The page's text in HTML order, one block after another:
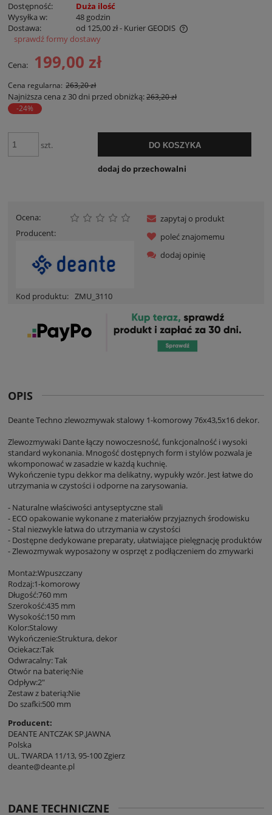
Dostępność:
Duża ilość
Wysyłka w:
48 godzin
Dostawa:
od 125,00 zł- Kurier GEODIS
Cena nie zawiera ewentualnych kosztów płatności
sprawdź formy dostawy
Cena: 199,00 zł
Cena regularna: 263,20 zł
Najniższa cena z 30 dni przed obniżką:263,20 zł
-24%
szt. DO KOSZYKA
dodaj do przechowalni
Ocena:
Producent:
Kod produktu: ZMU_3110
zapytaj o produkt
poleć znajomemu
dodaj opinię
OPIS
Deante Techno zlewozmywak stalowy 1-komorowy 76x43,5x16 dekor.
Zlewozmywaki Dante łączy nowoczesność, funkcjonalność i wysoki
standard wykonania. Mnogość dostępnych form i stylów pozwala je
wkomponować w zasadzie w każdą kuchnię.
Wykończenie typu dekkor ma delikatny, wypukły wzór. Jest łatwe do
utrzymania w czystości i odporne na zarysowania.
- Naturalne właściwości antyseptyczne stali
- ECO opakowanie wykonane z materiałów przyjaznych środowisku
- Stal niezwykle łatwa do utrzymania w czystości
- Dostępne dedykowane preparaty, ułatwiające pielęgnację produktów
- Zlewozmywak wyposażony w osprzęt z podłączeniem do zmywarki
Montaż:Wpuszczany
Rodzaj:1-komorowy
Długość:760 mm
Szerokość:435 mm
Wysokość:150 mm
Kolor:Stalowy
Wykończenie:Struktura, dekor
Ociekacz:Tak
Odwracalny: Tak
Otwór na baterię:Nie
Odpływ:2"
Zestaw z baterią:Nie
Do szafki:500 mm
Producent:
DEANTE ANTCZAK SP.JAWNA
Polska
UL. TWARDA 11/13, 95-100 Zgierz
deante@deante.pl
DANE TECHNICZNE